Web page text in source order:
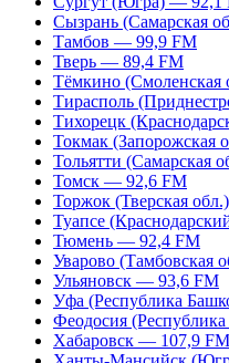
Сызрань (Самарская
Тамбов — 99,9 FM
Тверь — 89,4 FM
Тёмкино
Тирасполь
Тихорецк
Токмак (Запорожская
Тольятти (Самарская
Томск — 92,6 FM
Торжок (Тверская
Туапсе
Тюмень — 92,4 FM
Уварово (Тамбовская
Ульяновск — 93,6 FM
Уфа (Республика
Феодосия
Хабаровск — 107,9 FM